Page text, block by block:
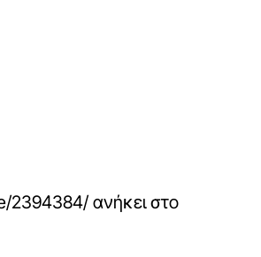
2394384/ ανήκει στο